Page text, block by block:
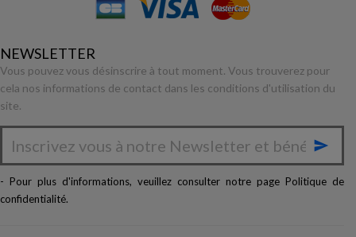
NEWSLETTER
Vous pouvez vous désinscrire à tout moment. Vous trouverez pour
cela nos informations de contact dans les conditions d'utilisation du
site.

- Pour plus d'informations, veuillez consulter notre page Politique de
confidentialité.